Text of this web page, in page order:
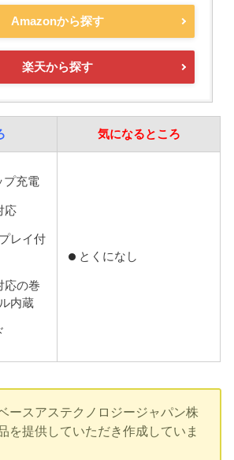
Amazonから探す
楽天から探す
気になるところ
プ充電
応
レイ付
応の巻
内蔵
とくになし
ースアステクノロジージャパン株
を提供していただき作成していま